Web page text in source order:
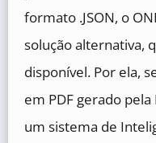
formato .JSON, o
solução alternativa,
disponível. Por ela,
em PDF gerado
um sistema de